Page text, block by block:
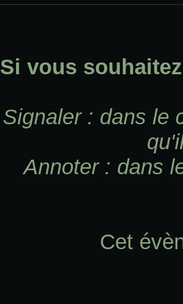
Si vous
Signaler : dans le
Annoter : dans
Cet